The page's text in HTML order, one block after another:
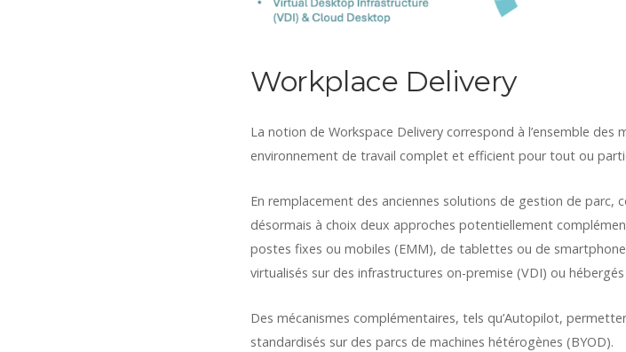
Workplace Delivery
La notion de Workspace Delivery correspond à l’ensemble
environnement de travail complet et efficient pour tout ou
En remplacement des anciennes solutions de gestion de
désormais à choix deux approches potentiellement
postes fixes ou mobiles (EMM), de tablettes ou de
virtualisés sur des infrastructures on-premise (VDI) ou hébergés
Des mécanismes complémentaires, tels qu’Autopilot,
standardisés sur des parcs de machines hétérogènes (BYOD).